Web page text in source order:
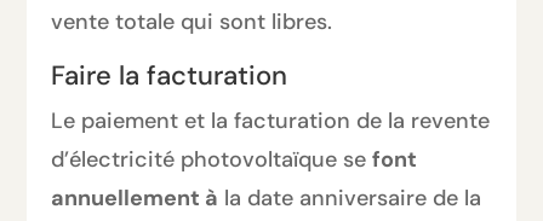
vente totale qui sont libres.
Faire la facturation
Le paiement et la facturation de la revente
d’électricité photovoltaïque sefont
annuellement à la date anniversaire de la